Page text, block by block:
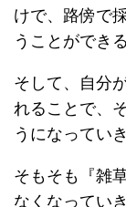
けで、路傍で
うことができ
そして、自分
れることで、
うになってい
そもそも『雑
なくなってい